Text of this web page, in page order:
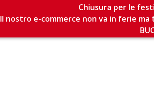
Chiusura per le
Il nostro e-commerce non va in ferie